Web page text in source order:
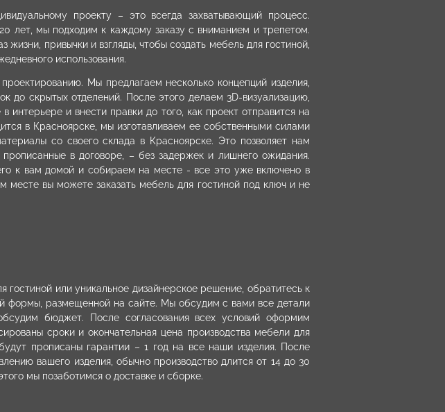
проекту – это всегда захватывающий процесс.
лет, мы подходим к каждому заказу с вниманием и трепетом.
привычки и взгляды, чтобы создать мебель для гостиной,
использования.
Мы предлагаем несколько концепций изделия,
до скрытых отделений. После этого делаем 3D-визуализацию,
интерьере и внести правки до того, как проект отправится на
в Красноярске, мы изготавливаем ее собственными силами
со своего склада в Красноярске. Это позволяет нам
прописанные в договоре, – без задержек и лишнего ожидания.
к вам домой и собираем на месте - все это уже включено в
месте вы можете заказать мебель для гостиной под ключ и не
или уникальное дизайнерское решение, обратитесь к
формы, размещенной на сайте. Мы обсудим с вами все детали
бюджет. После согласования всех условий оформим
сроки и окончательная цена производства мебели для
прописаны гарантии – 1 год на все наши изделия. После
вашего изделия, обычно производство длится от 14 до 30
мы позаботимся о доставке и сборке.